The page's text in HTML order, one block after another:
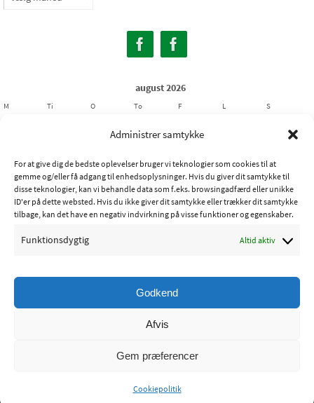
Administrer samtykke
For at give dig de bedste oplevelser bruger vi teknologier som cookies til at
gemme og/eller få adgang til enhedsoplysninger. Hvis du giver dit samtykke til
disse teknologier, kan vi behandle data som f.eks. browsingadfærd eller unikke
ID'er på dette websted. Hvis du ikke giver dit samtykke eller trækker dit samtykke
tilbage, kan det have en negativ indvirkning på visse funktioner og egenskaber.
Funktionsdygtig Altid aktiv
Godkend
Afvis
Gem præferencer
Cookiepolitik
august 2026
M Ti O To F L S
10
11 12 13 14 15
17
18 19 20 21 22
23
24
25 26 27 28 29
30
Copyright © 2015 - Ribe Sportsfiskerforening